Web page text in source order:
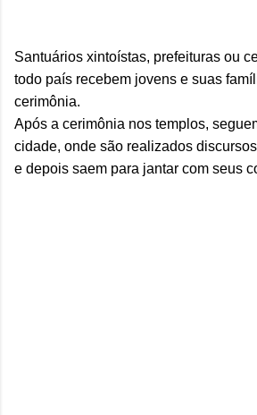
Santuários xintoístas, prefeituras ou
todo país recebem jovens e suas
cerimônia.
Após a cerimônia nos templos,
cidade, onde são realizados
e depois saem para jantar com seus